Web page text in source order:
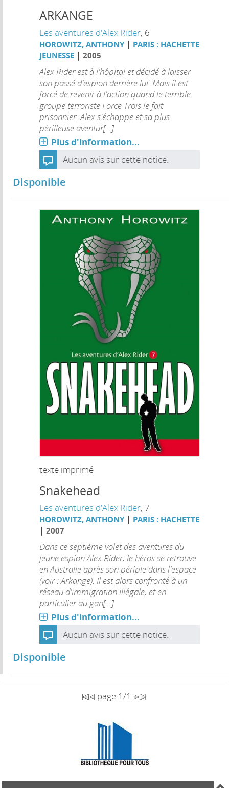
ARKANGE
Les aventures d'Alex Rider, 6
HOROWITZ, ANTHONY | PARIS : HACHETTE
JEUNESSE |2005
Alex Rider est à l'hôpital et décidé à laisser
son passé d'espion derrière lui. Mais il est
forcé de revenir à l'action quand le terrible
groupe terroriste Force Trois le fait
prisonnier. Alex s'échappe et sa plus
périlleuse aventur[...]
Plus d'information...
Aucun avis sur cette notice.
Disponible
texte imprimé
Snakehead
Les aventures d'Alex Rider, 7
HOROWITZ, ANTHONY | PARIS : HACHETTE
|2007
Dans ce septième volet des aventures du
jeune espion Alex Rider, le héros se retrouve
en Australie après son périple dans l'espace
(voir : Arkange). Il est alors confronté à un
réseau d'immigration illégale, et en
particulier au gan[...]
Plus d'information...
Aucun avis sur cette notice.
Disponible
page 1/1